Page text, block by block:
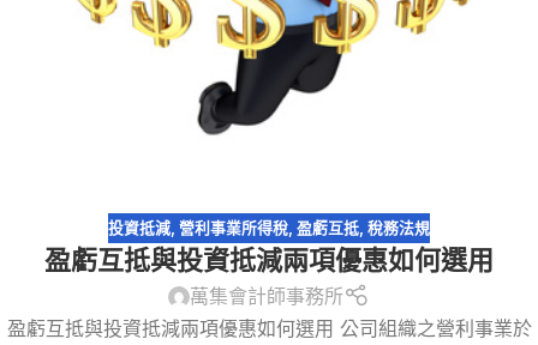
投資抵減 營利事業所得稅 盈虧互抵 稅務法規
盈虧互抵與投資抵減兩項優惠如何選用
萬集會計師事務所
盈虧互抵與投資抵減兩項優惠如何選用 公司組織之營利事業於